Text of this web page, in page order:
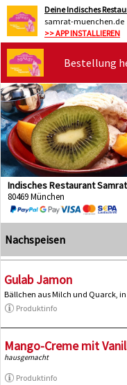
Deine Indisches
samrat-muenchen.de
>> APP INSTALLIEREN
Bestellung
Indisches Restaurant Samrat
80469 München
Nachspeisen
Gulab Jamon
Bällchen aus Milch und Quarck,
Produktinfo
Mango-Creme mit
hausgemacht
Produktinfo